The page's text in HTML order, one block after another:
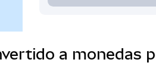
a monedas